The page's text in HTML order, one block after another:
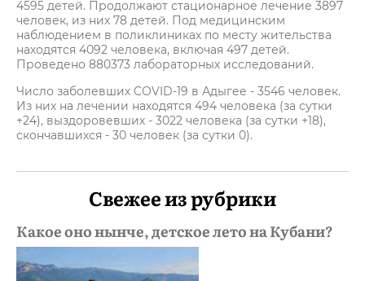
4595 детей. Продолжают стационарное лечение 3897
человек, из них 78 детей. Под медицинским
наблюдением в поликлиниках по месту жительства
находятся 4092 человека, включая 497 детей.
Проведено 880373 лабораторных исследований.
Число заболевших COVID-19 в Адыгее - 3546 человек.
Из них на лечении находятся 494 человека (за сутки
+24), выздоровевших - 3022 человека (за сутки +18),
скончавшихся - 30 человек (за сутки 0).
Свежее из рубрики
Какое оно нынче, детское лето на Кубани?